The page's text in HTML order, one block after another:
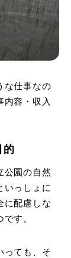
な仕事なの
内容・収入
的
公園の自然
いっしょに
に配慮しな
す。
っても、そ